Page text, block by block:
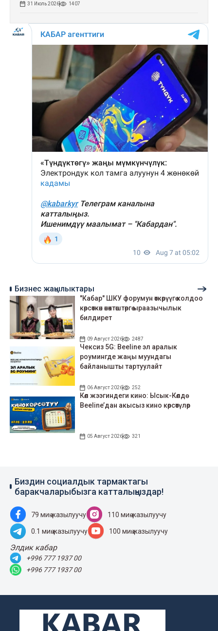
31 Июль 2026 1407
Бизнес жаңылыктары
"Кабар" ШКУ форумун өткөрүүгө колдоо
көрсөткөн өнөктөштөргө ыраазычылык
билдирет
09 Август 2026 2487
Чексиз 5G: Beeline эл аралык
роумингде жаңы муундагы
байланышты тартуулайт
06 Август 2026 252
Көл жээгиндеги кино: Ысык-Көлдө
Beeline’дан акысыз кино көрсөтүлөр
05 Август 2026 321
Биздин социалдык тармактагы
баракчаларыбызга катталыңыздар!
79 миң жазылуучу 110 миң жазылуучу
0.1 миң жазылуучу 100 миң жазылуучу
Элдик кабар
+996 777 1937 00
+996 777 1937 00